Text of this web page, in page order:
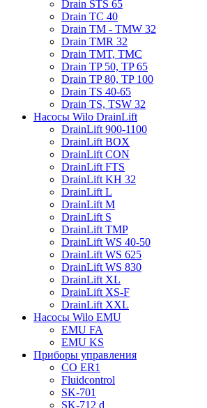
Drain STS 65
Drain TC 40
Drain TM - TMW 32
Drain TMR 32
Drain TMT, TMC
Drain TP 50, TP 65
Drain TP 80, TP 100
Drain TS 40-65
Drain TS, TSW 32
Насосы Wilo DrainLift
DrainLift 900-1100
DrainLift BOX
DrainLift CON
DrainLift FTS
DrainLift KH 32
DrainLift L
DrainLift M
DrainLift S
DrainLift TMP
DrainLift WS 40-50
DrainLift WS 625
DrainLift WS 830
DrainLift XL
DrainLift XS-F
DrainLift XXL
Насосы Wilo EMU
EMU FA
EMU KS
Приборы управления
CO ER1
Fluidcontrol
SK-701
SK-712 d